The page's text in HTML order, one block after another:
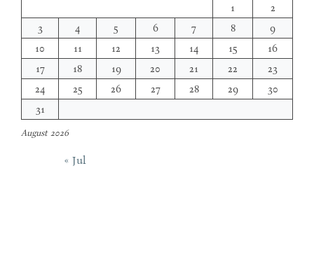
August 2026
1
2
3
4 5 6 7 8
9
10
11 12 13 14 15
16
17
18 19 20 21 22
23
24
25 26 27 28 29
30
31
« Jul